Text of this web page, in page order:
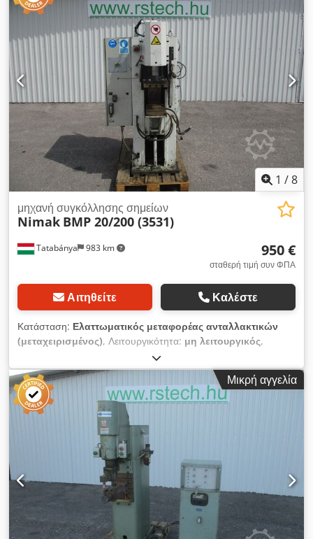
1 /8
Tatabánya 983 km
μηχανή συγκόλλησης σημείων
Nimak BMP 20/200 (3531)
950 €
σταθερή τιμή συν ΦΠΑ
Αιτηθείτε Καλέστε
Κατάσταση: Ελαττωματικός μεταφορέας ανταλλακτικών
(μεταχειρισμένος), Λειτουργικότητα: μη λειτουργικός,
Πωλείται συγκολλητική μηχανή με αντίσταση τύπου NIMAK
BMP 20/200. Crodpezp H Uksfx Airsf Μήκος βραχίονα: 300
mm Ισχύς: 200 kVA Η μηχανή δεν είναι σε λειτουργική
κατάσταση και η τρέχουσα κατάστασή της είναι άγνωστη.
Μικρή αγγελία